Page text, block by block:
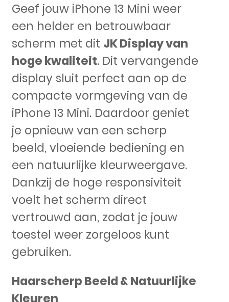
Geef jouw iPhone 13 Mini weer
een helder en betrouwbaar
scherm met dit JK Display van
hoge kwaliteit. Dit vervangende
display sluit perfect aan op de
compacte vormgeving van de
iPhone 13 Mini. Daardoor geniet
je opnieuw van een scherp
beeld, vloeiende bediening en
een natuurlijke kleurweergave.
Dankzij de hoge responsiviteit
voelt het scherm direct
vertrouwd aan, zodat je jouw
toestel weer zorgeloos kunt
gebruiken.
Haarscherp Beeld & Natuurlijke
Kleuren